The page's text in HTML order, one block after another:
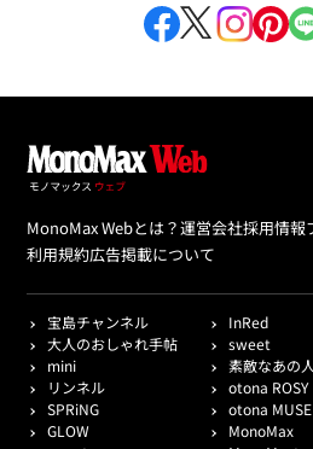
MonoMax Webとは？運営会社採用情報
利用規約広告掲載について
宝島チャンネル
InRed
大人のおしゃれ手帖
sweet
mini
素敵なあの人
リンネル
otona ROSY
SPRiNG
otona MUSE
GLOW
MonoMax